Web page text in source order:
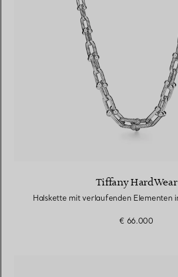
Tiffany HardWear
€ 66.000